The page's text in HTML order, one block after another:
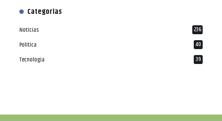
Categorias
Notícias 236
Política 40
Tecnologia 39